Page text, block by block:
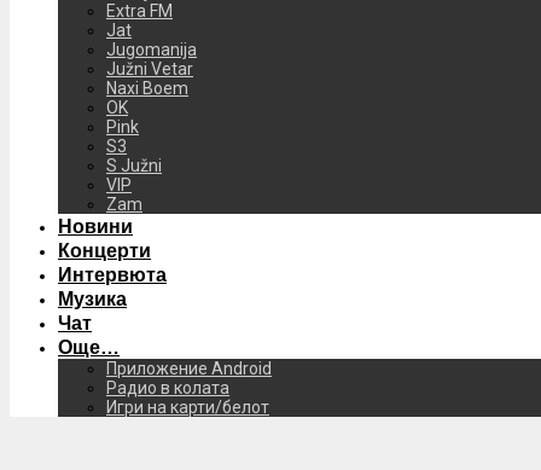
Extra FM
Jat
Jugomanija
Južni Vetar
Naxi Boem
OK
Pink
S3
S Južni
VIP
Zam
Новини
Концерти
Интервюта
Музика
Чат
Още…
Приложение Android
Радио в колата
Игри на карти/белот